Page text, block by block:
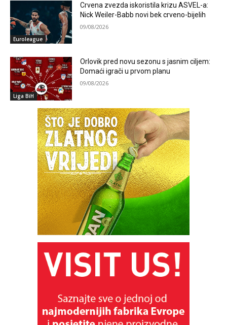
Euroleague
Crvena zvezda iskoristila krizu ASVEL-a:
Nick Weiler-Babb novi bek crveno-bijelih
09/08/2026
Liga BiH
Orlovik pred novu sezonu s jasnim ciljem:
Domaći igrači u prvom planu
09/08/2026